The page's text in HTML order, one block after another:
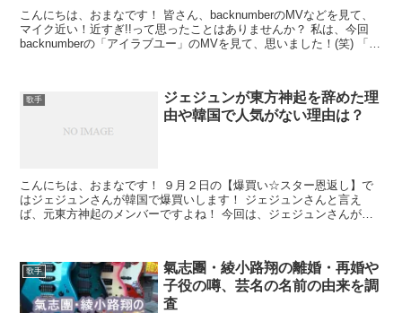
こんにちは、おまなです！ 皆さん、backnumberのMVなどを見て、
マイク近い！近すぎ!!って思ったことはありませんか？ 私は、今回
backnumberの「アイラブユー」のMVを見て、思いました！(笑) 「ア
歌手
ジェジュンが東方神起を辞めた理
由や韓国で人気がない理由は？
こんにちは、おまなです！ ９月２日の【爆買い☆スター恩返し】で
はジェジュンさんが韓国で爆買いします！ ジェジュンさんと言え
ば、元東方神起のメンバーですよね！ 今回は、ジェジュンさんが東
歌手
氣志團・綾小路翔の離婚・再婚や
子役の噂、芸名の名前の由来を調
査